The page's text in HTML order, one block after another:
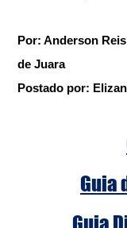
Por: Anderson
de Juara
Postado por:
Guia
Guia